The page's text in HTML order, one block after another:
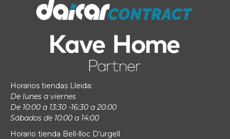
Horarios tiendas Lleida:
De lunes a viernes
De 10:00 a 13:30 -16:30 a 20:00
Sábados de 10:00 a 14:00
Horario tienda Bell-lloc D’urgell